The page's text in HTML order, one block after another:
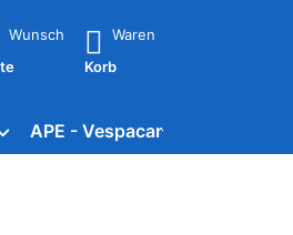
Sie die Eingabetaste, um alle
Wunsch
Waren
Korb
APE - Vespacar